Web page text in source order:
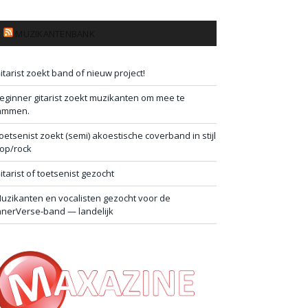
zoekt band of nieuw project!
gitarist zoekt muzikanten om mee te
zoekt (semi) akoestische coverband in stijl
rock
of toetsenist gezocht
en vocalisten gezocht voor de
band — landelijk